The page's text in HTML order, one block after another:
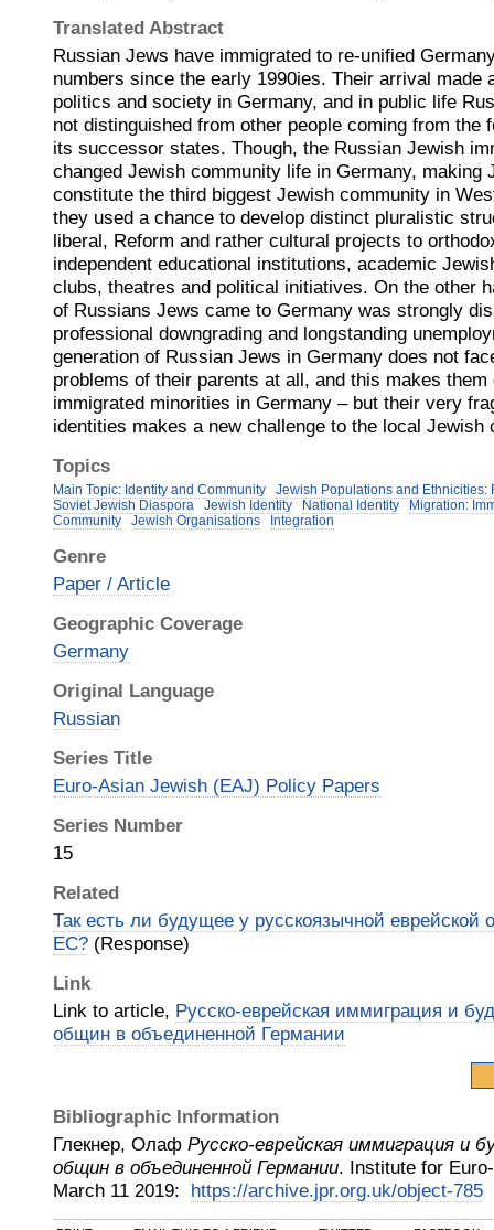
Translated Abstract
Russian Jews have immigrated to re-unified
numbers since the early 1990ies. Their arrival made
politics and society in Germany, and in public life
not distinguished from other people coming from the
its successor states. Though, the Russian Jewish
changed Jewish community life in Germany, making
constitute the third biggest Jewish community in
they used a chance to develop distinct pluralistic
liberal, Reform and rather cultural projects to
independent educational institutions, academic
clubs, theatres and political initiatives. On the other
of Russians Jews came to Germany was strongly
professional downgrading and longstanding
generation of Russian Jews in Germany does not
problems of their parents at all, and this makes
immigrated minorities in Germany – but their very
identities makes a new challenge to the local Jewish
Topics
Main Topic: Identity and Community
Jewish Populations and Ethnicities:
Soviet Jewish Diaspora
Jewish Identity National Identity
Migration:
Community
Jewish Organisations Integration
Genre
Paper / Article
Geographic Coverage
Germany
Original Language
Russian
Series Title
Euro-Asian Jewish (EAJ) Policy Papers
Series Number
15
Related
Так есть ли будущее у русскоязычной
ЕС? (Response)
Link
Link to article, Русско-еврейская иммиграция и
общин в объединенной Германии
Bibliographic Information
Глекнер, Олаф Русско-еврейская иммиграция и
общин в объединенной Германии. Institute for
March 11 2019: https://archive.jpr.org.uk/object-785